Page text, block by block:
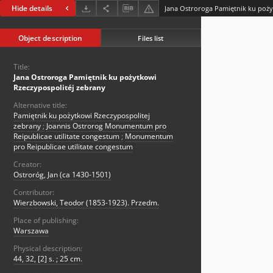
Hide details
Object description Files list
Title:
Jana Ostroroga Pamiętnik ku pożytkowi
Rzeczypospolitéj zebrany
Alternative title:
Pamiętnik ku pożytkowi Rzeczypospolitej
zebrany ; Joannis Ostrorog Monumentum pro
Reipublicae utilitate congestum ; Monumentum
pro Reipublicae utilitate congestum
Creator:
Ostroróg, Jan (ca 1430-1501)
Contributor:
Wierzbowski, Teodor (1853-1923). Przedm.
Place of publishing:
Warszawa
Physical description:
44, 32, [2] s. ; 25 cm.